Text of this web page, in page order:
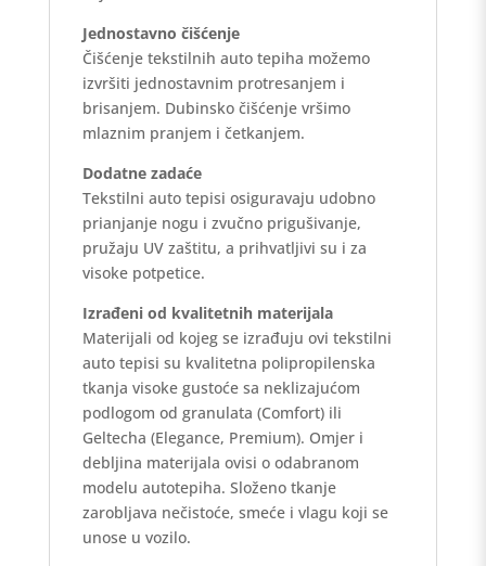
Jednostavno čišćenje
Čišćenje tekstilnih auto tepiha možemo
izvršiti jednostavnim protresanjem i
brisanjem. Dubinsko čišćenje vršimo
mlaznim pranjem i četkanjem.
Dodatne zadaće
Tekstilni auto tepisi osiguravaju udobno
prianjanje nogu i zvučno prigušivanje,
pružaju UV zaštitu, a prihvatljivi su i za
visoke potpetice.
Izrađeni od kvalitetnih materijala
Materijali od kojeg se izrađuju ovi tekstilni
auto tepisi su kvalitetna polipropilenska
tkanja visoke gustoće sa neklizajućom
podlogom od granulata (Comfort) ili
Geltecha (Elegance, Premium). Omjer i
debljina materijala ovisi o odabranom
modelu autotepiha. Složeno tkanje
zarobljava nečistoće, smeće i vlagu koji se
unose u vozilo.